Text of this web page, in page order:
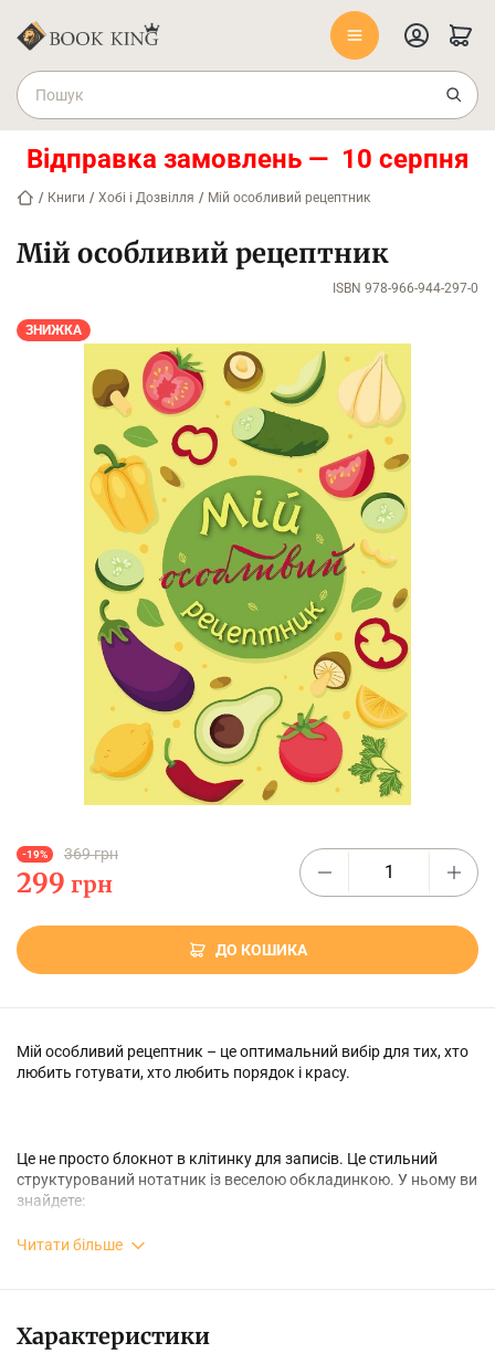
Відправка замовлень — 10 серпня
/ Книги / Хобі і Дозвілля / Мій особливий рецептник
Мій особливий рецептник
ISBN 978-966-944-297-0
ЗНИЖКА
-19% 369 грн
299 грн
ДО КОШИКА
Мій особливий рецептник – це оптимальний вибір для тих, хто
любить готувати, хто любить порядок і красу.
Це не просто блокнот в клітинку для записів. Це стильний
структурований нотатник із веселою обкладинкою. У ньому ви
знайдете:
• органайзер на 12 місяців;
• місце для покупок;
• сторінки з крапковим лініюванням;
• скетчинг;
Читати більше
Характеристики